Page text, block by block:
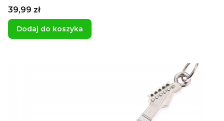
Cena
39,99 zł
Dodaj do koszyka